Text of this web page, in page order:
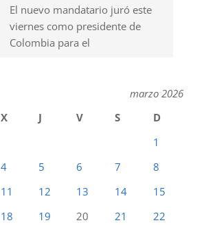
El nuevo mandatario juró este
viernes como presidente de
Colombia para el
marzo 2026
X J V S
D
1
4 5 6 7
8
11 12 13 14
15
18 19 20 21
22